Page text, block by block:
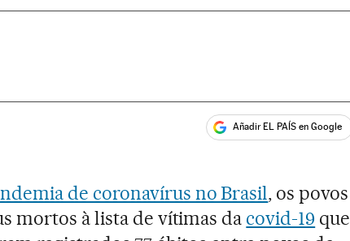
Añadir EL PAÍS en Google
de coronavírus no Brasil, os povos
mortos à lista de vítimas da covid-19 que